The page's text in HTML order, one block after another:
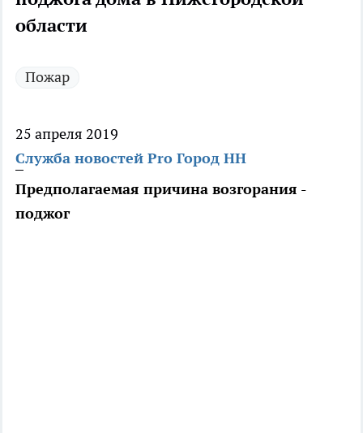
области
Пожар
25 апреля 2019
Служба новостей Pro Город НН
Предполагаемая причина возгорания -
поджог